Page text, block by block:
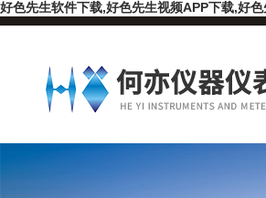
好色先生软件下载,好色先生视频APP下载,好